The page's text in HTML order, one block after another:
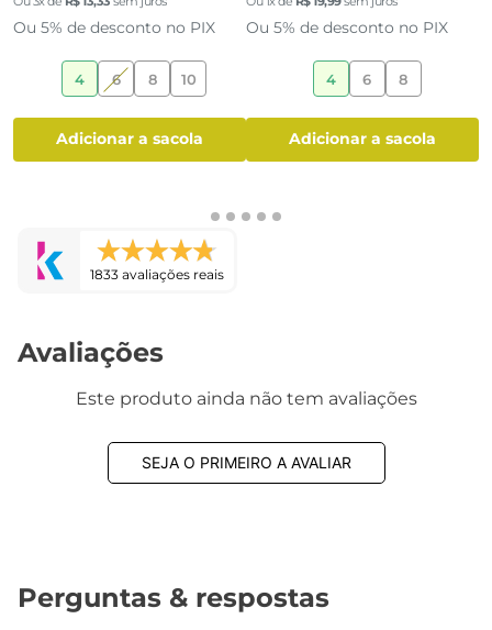
Ou 5% de desconto no PIX
4 6 8 10
adicionar a sacola
Ou 5% de desconto no PIX
4 6 8
adicionar a sacola
1833 avaliações reais
Avaliações
Este produto ainda não tem avaliações
SEJA O PRIMEIRO A AVALIAR
Perguntas & respostas